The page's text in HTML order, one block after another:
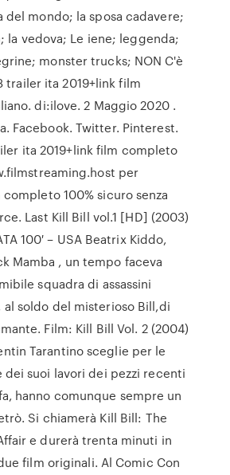
del mondo; la sposa cadavere;
la vedova; Le iene; leggenda;
monster trucks; NON C'è
trailer ita 2019+link film
di:ilove. 2 Maggio 2020 .
Facebook. Twitter. Pinterest.
ita 2019+link film completo
per
100% sicuro senza
Last Kill Bill vol.1 [HD] (2003)
100′ – USA Beatrix Kiddo,
Mamba , un tempo faceva
squadra di assassini
al soldo del misterioso Bill,di
Film: Kill Bill Vol. 2 (2004)
Tarantino sceglie per le
dei suoi lavori dei pezzi recenti
hanno comunque sempre un
Si chiamerà Kill Bill: The
e durerà trenta minuti in
film originali. Al Comic Con